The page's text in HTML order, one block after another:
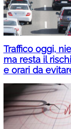
Traffico oggi,
ma resta il
e orari da